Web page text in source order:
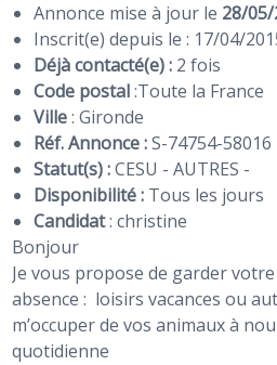
Annonce mise à jour le 28/
Inscrit(e) depuis le : 17/04/
Déjà contacté(e) : 2 fois
Code postal:Toute la France
Ville: Gironde
Réf. Annonce :S-74754-58016
Statut(s) :CESU - AUTRES -
Disponibilité : Tous les jours
Candidat:christine
Bonjour
Je vous propose de garder
absence : loisirs vacances ou
m’occuper de vos animaux à
quotidienne